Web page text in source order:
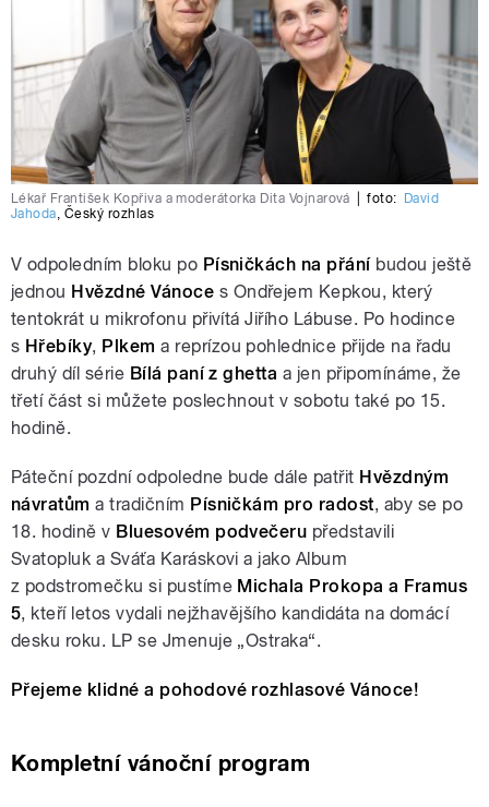
Lékař František Kopřiva a moderátorka Dita Vojnarová foto:
David
Jahoda, Český rozhlas
V odpoledním bloku po Písničkách na přáníbudou ještě
jednou Hvězdné Vánoce s Ondřejem Kepkou, který
tentokrát u mikrofonu přivítá Jiřího Lábuse. Po hodince
s Hřebíky, Plkem a reprízou pohlednice přijde na řadu
druhý díl série Bílá paní z ghetta a jen připomínáme, že
třetí část si můžete poslechnout v sobotu také po 15.
hodině.
Páteční pozdní odpoledne bude dále patřit Hvězdným
návratům a tradičním Písničkám pro radost, aby se po
18. hodině v Bluesovém podvečeru představili
Svatopluk a Sváťa Karáskovi a jako Album
z podstromečku si pustíme Michala Prokopa a Framus
5, kteří letos vydali nejžhavějšího kandidáta na domácí
desku roku. LP se Jmenuje „Ostraka“.
Přejeme klidné a pohodové rozhlasové Vánoce!
Kompletní vánoční program